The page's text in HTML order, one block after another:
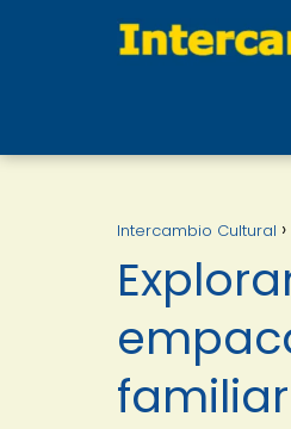
Intercambio Cultural
familiar